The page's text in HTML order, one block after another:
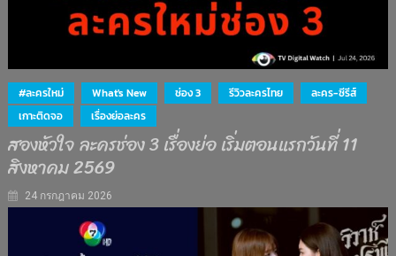
#ละครใหม่ What's New ช่อง 3 รีวิวละครไทย
ละคร-ซีรีส์
เกาะติดจอ
เรื่องย่อละคร
สองหัวใจ ละครช่อง 3 เรื่องย่อ เริ่มตอนแรกวันที่ 11
สิงหาคม 2569
24 กรกฎาคม 2026